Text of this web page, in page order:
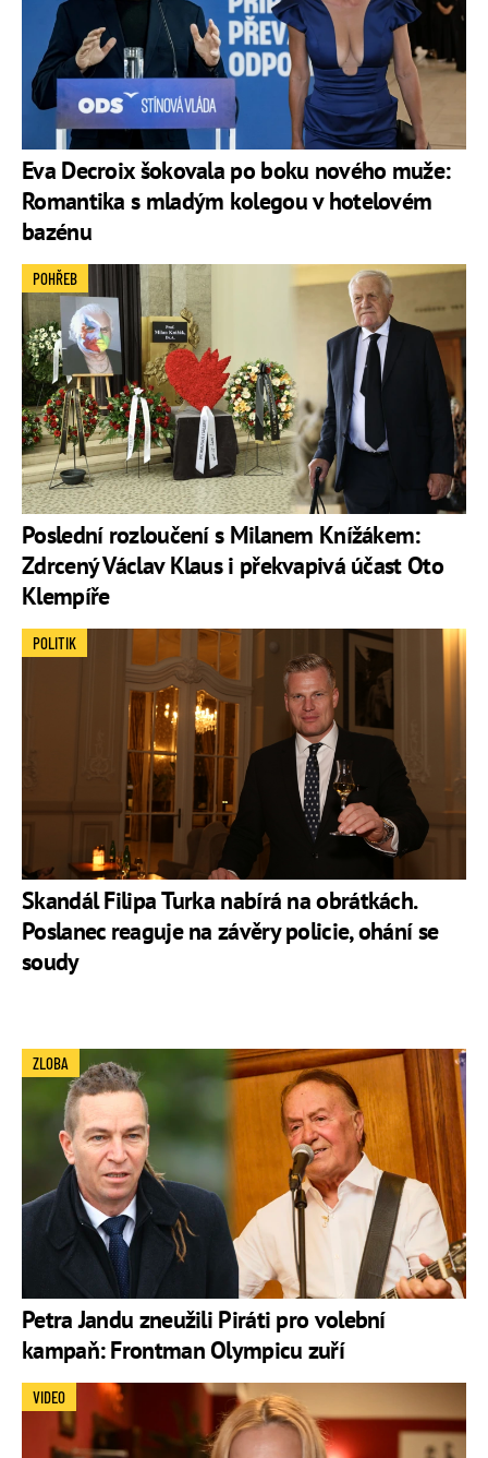
Eva Decroix šokovala po boku nového muže:
Romantika s mladým kolegou v hotelovém
bazénu
Poslední rozloučení s Milanem Knížákem:
Zdrcený Václav Klaus i překvapivá účast Oto
Klempíře
POHŘEB
Skandál Filipa Turka nabírá na obrátkách.
Poslanec reaguje na závěry policie, ohání se
soudy
POLITIK
Petra Jandu zneužili Piráti pro volební
kampaň: Frontman Olympicu zuří
ZLOBA
VIDEO